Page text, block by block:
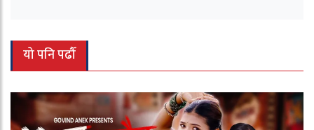
यो पनि पढौँ